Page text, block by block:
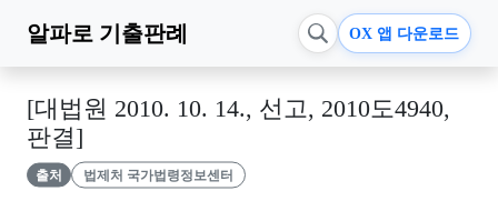
알파로 기출판례 OX 앱 다운로드
[대법원 2010. 10. 14., 선고, 2010도4940,
판결]
출처 법제처 국가법령정보센터